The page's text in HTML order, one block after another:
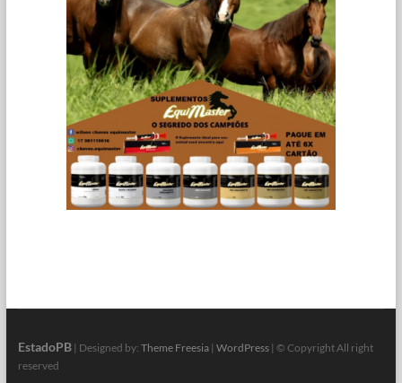
EstadoPB| Designed by: Theme Freesia| WordPress| © Copyright All right
reserved